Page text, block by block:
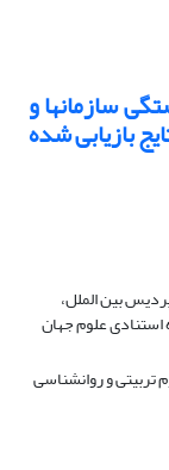
سازمانها و
بازیابی شده
بین الملل،
استنادی علوم جهان
تربیتی و روانشناسی